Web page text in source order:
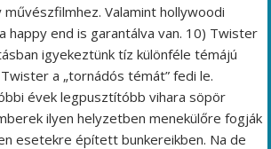
Valamint hollywoodi
happy end is garantálva van. 10) Twister
igyekeztünk tíz különféle témájú
a „tornádós témát” fedi le.
évek legpusztítóbb vihara söpör
ilyen helyzetben menekülőre fogják
esetekre épített bunkereikben. Na de